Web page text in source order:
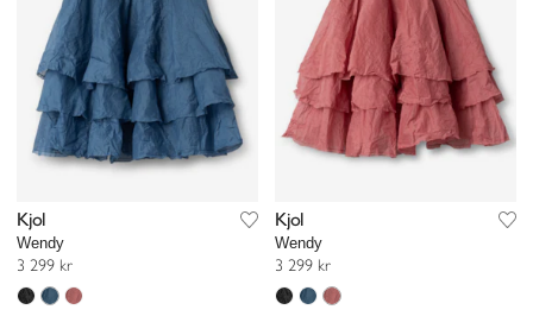
Kjol
Wendy
3 299 kr
Kjol
Wendy
3 299 kr